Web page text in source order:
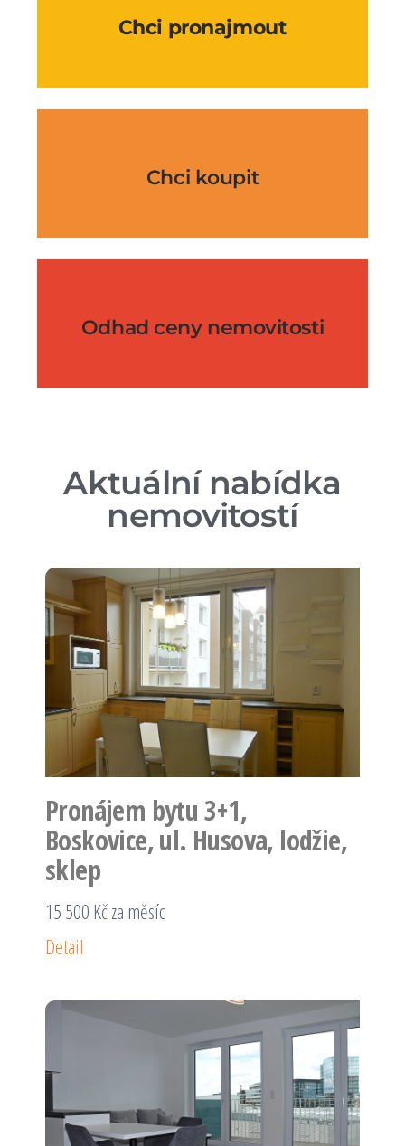
Chci pronajmout
Chci koupit
Odhad ceny nemovitosti
Aktuální nabídka
nemovitostí
Pronájem bytu 3+1,
Boskovice, ul. Husova, lodžie,
sklep
15 500 Kč za měsíc
Detail